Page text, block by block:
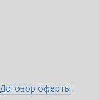
Договор оферты